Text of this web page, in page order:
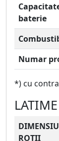
baterie
Numar
*) cu
LATIME
ROTII